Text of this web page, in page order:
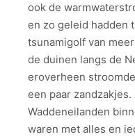
ook de
en zo geleid hadden
tsunamigolf van
de duinen langs de
eroverheen
een paar
Waddeneilanden
waren met alles en